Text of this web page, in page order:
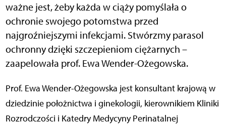
ważne jest, żeby każda w ciąży pomyślała o
ochronie swojego potomstwa przed
najgroźniejszymi infekcjami. Stwórzmy parasol
ochronny dzięki szczepieniom ciężarnych –
zaapelowała prof. Ewa Wender-Ożegowska.
Prof. Ewa Wender-Ożegowska jest konsultant krajową w
dziedzinie położnictwa i ginekologii, kierownikiem Kliniki
Rozrodczości i Katedry Medycyny Perinatalnej